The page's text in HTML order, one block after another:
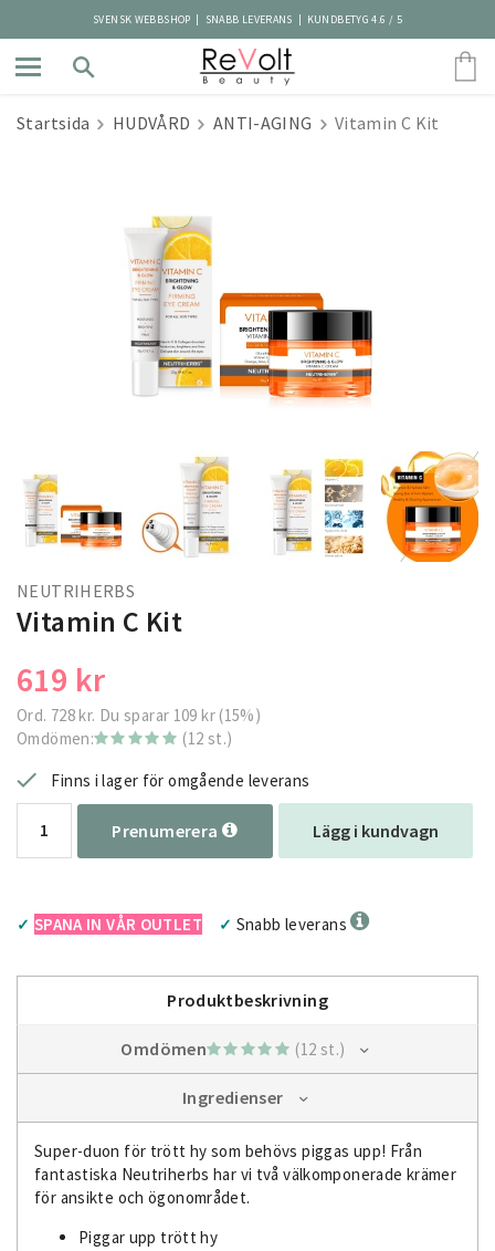
SVENSK WEBBSHOP | SNABB LEVERANS | KUNDBETYG 4.6 / 5
Startsida HUDVÅRD ANTI-AGING Vitamin C Kit
NEUTRIHERBS
Vitamin C Kit
619 kr
Ord. 728 kr. Du sparar 109 kr(15%)
Omdömen:
(12 st.)
Finns i lager för omgående leverans
Prenumerera Lägg i kundvagn
✓ SPANA IN VÅR OUTLET ✓ Snabb leverans
Produktbeskrivning
Omdömen (12 st.)
Ingredienser
Super-duon för trött hy som behövs piggas upp! Från
fantastiska Neutriherbs har vi två välkomponerade krämer
för ansikte och ögonområdet.
Piggar upp trött hy